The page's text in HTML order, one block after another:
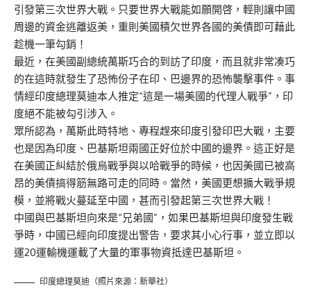
引發第三次世界大戰。只要世界大戰能如願開啓，輕則讓中國
周邊的資金逃離返美，重則美國積欠世界各國的美債即可藉此
趁機一筆勾銷！
最近，在美國副總統萬斯巧合的到訪了印度，而且就非常凑巧
的在這時就發生了恐怖份子在印、巴邊界的恐怖襲擊事件。事
情經印度總理莫迪本人推定“這是一場美國的代理人戰爭”，印
度絕不能被勾引涉入。
眾所認為，萬斯此時特地、專程趕來印度引發印巴大戰，主要
也是因為印度、巴基斯坦兩國正好位於中國的邊界。這正好是
在美國正糾結於俄烏戰爭與以哈戰爭的時候，也因美國已被高
昂的美債搞得筋無路可走的同時。當然，美國更想擴大戰爭規
模，並將戰火蔓延至中國，甚而引發起第三次世界大戰！
中國與巴基斯坦向來是“兄弟國”，如果巴基斯坦與印度發生戰
爭時，中國已經向印度提出警告，要求其小心行事，並立即以
運20運輸機運載了大量的軍事物資抵達巴基斯坦。
印度總理莫迪（照片來源：新華社）